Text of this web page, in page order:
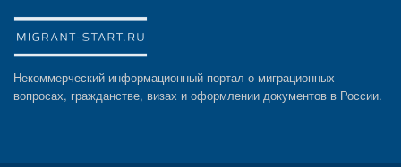
Некоммерческий информационный портал о миграционных
вопросах, гражданстве, визах и оформлении документов в России.